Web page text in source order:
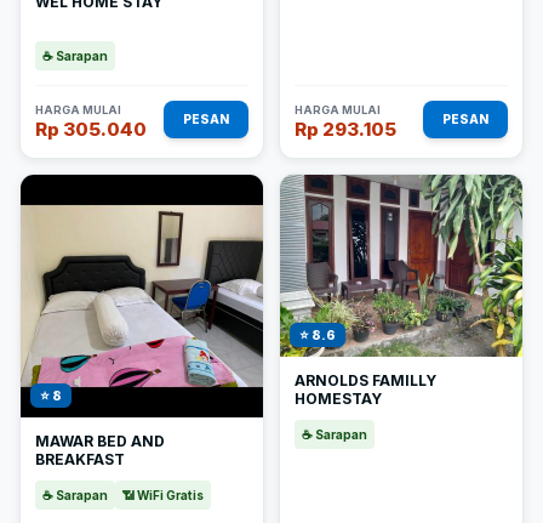
☕ Sarapan
HARGA MULAI
Rp 305.040 PESAN
HARGA MULAI
Rp 293.105 PESAN
⭐ 8
MAWAR BED AND
BREAKFAST
☕ Sarapan 📶 WiFi Gratis
⭐ 8.6
ARNOLDS FAMILLY
HOMESTAY
☕ Sarapan